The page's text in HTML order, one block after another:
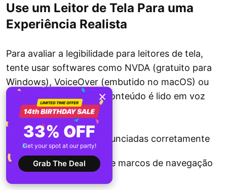
Use um Leitor de Tela Para uma
Experiência Realista
Para avaliar a legibilidade para leitores de tela,
tente usar softwares como NVDA (gratuito para
Windows), VoiceOver (embutido no macOS) ou
JAWS. Ouça como seu conteúdo é lido em voz
alta. Preste atenção a:
Se as imagens são anunciadas corretamente
Como os cabeçalhos e marcos de navegação
33% OFF
Get your spot at our party!
Grab The Deal